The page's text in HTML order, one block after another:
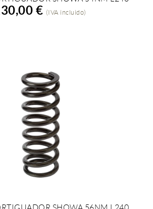
A LA COMPRA
€ (IVA incluido)